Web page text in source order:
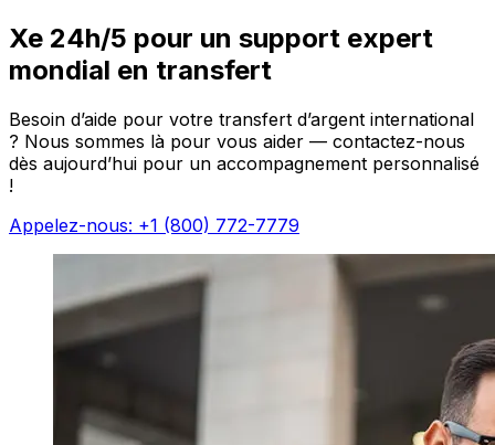
Xe 24h/5 pour un support expert
mondial en transfert
Besoin d’aide pour votre transfert d’argent international
? Nous sommes là pour vous aider — contactez-nous
dès aujourd’hui pour un accompagnement personnalisé
!
Appelez-nous: +1 (800) 772-7779